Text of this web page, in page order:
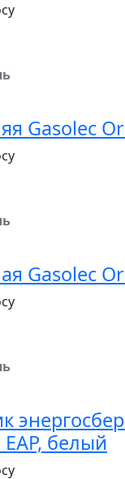
Gasolec
Gasolec
белый